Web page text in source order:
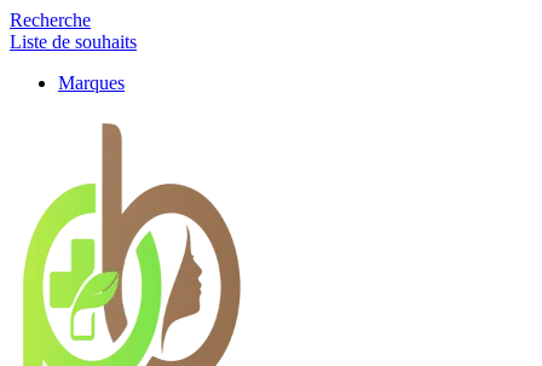
Recherche
Liste de souhaits
Marques